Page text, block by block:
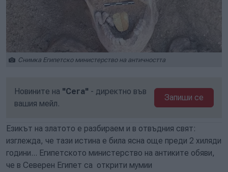
Снимка Египетско министерство на античността
Новините на "Сега" - директно във
вашия мейл.
Запиши се
Езикът на златото е разбираем и в отвъдния свят:
изглежда, че тази истина е била ясна още преди 2 хиляди
години... Египетското министерство на антиките обяви,
че в Северен Египет са открити мумии